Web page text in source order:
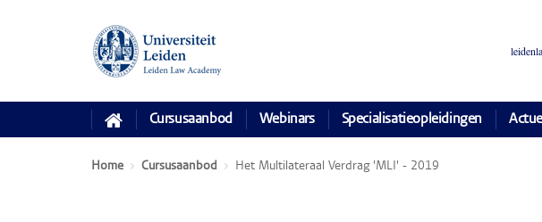
Cursusaanbod Webinars Specialisatieopleidingen
Home Cursusaanbod Het Multilateraal Verdrag 'MLI' - 2019